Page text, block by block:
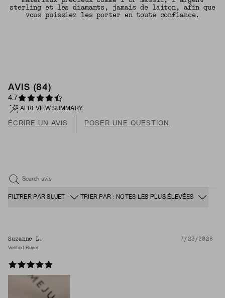
sterling et les diamants, jamais de laiton, afin que
vous puissiez les porter en toute confiance.
AVIS (84)
4.7
AI REVIEW SUMMARY
ÉCRIRE UN AVIS POSER UNE QUESTION
Search avis
FILTRER PAR SUJET TRIER PAR : NOTES LES PLUS ÉLEVÉES
Suzanne L. 7/23/2026
Verified Buyer